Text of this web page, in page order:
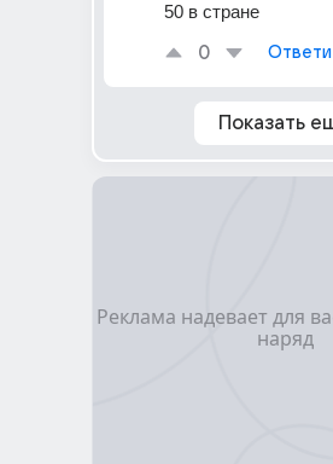
50 в стране
0
Показать